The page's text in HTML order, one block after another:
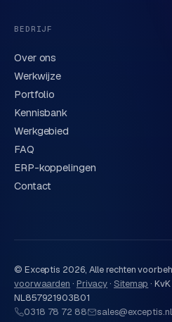
BEDRIJF
Over ons
Werkwijze
Portfolio
Kennisbank
Werkgebied
FAQ
ERP-koppelingen
Contact
© Exceptis 2026, Alle rechten
voorwaarden · Privacy· Sitemap ·
NL857921903B01
0318 78 72 88
sales@exceptis.nl